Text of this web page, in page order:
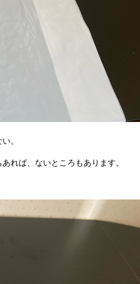
。
れば、ないところもあります。